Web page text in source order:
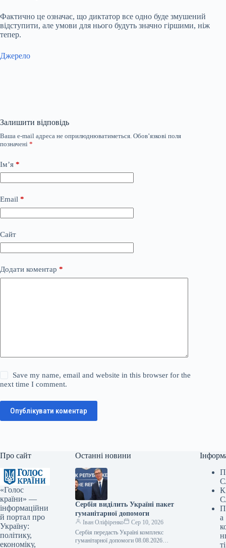
Фактично це означає, що диктатор все одно буде змушений
відступити, але умови для нього будуть значно гіршими, ніж
тепер.
Джерело
Залишити відповідь
Ваша e-mail адреса не оприлюднюватиметься. Обов’язкові поля
позначені *
Ім’я *
Email *
Сайт
Додати коментар *
Save my name, email and website in this browser for the
next time I comment.
Опублікувати коментар
Про сайт
«Голос
країни» —
інформаційни
й портал про
Україну:
політику,
економіку,
Останні новини
Сербія виділить Україні пакет
гуманітарної допомоги
Іван Оліфіренко
Сер 10, 2026
Сербія передасть Україні комплекс
гуманітарної допомоги 08.08.2026
а
ті